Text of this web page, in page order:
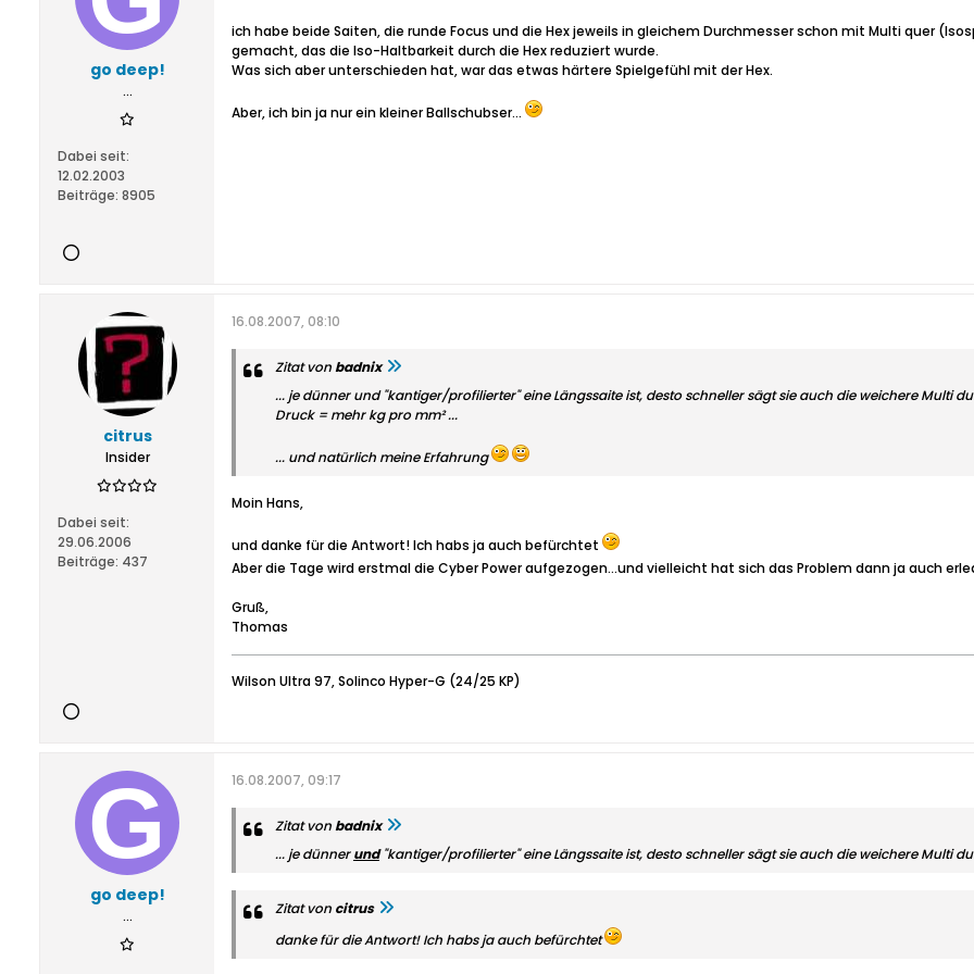
go deep!
...
Dabei seit:
12.02.2003
Beiträge: 8905
ich habe beide Saiten, die runde Focus und die Hex jeweils in gleichem Durchmesser schon mit Multi quer
gemacht, das die Iso-Haltbarkeit durch die Hex reduziert wurde.
Was sich aber unterschieden hat, war das etwas härtere Spielgefühl mit der Hex.
Aber, ich bin ja nur ein kleiner Ballschubser...
citrus
Insider
Dabei seit:
29.06.2006
Beiträge: 437
16.08.2007, 08:10
Zitat vonbadnix
... je dünner und "kantiger/profilierter" eine Längssaite ist, desto schneller sägt sie auch die weichere Multi
Druck = mehr kg pro mm² ...
... und natürlich meine Erfahrung
Moin Hans,
und danke für die Antwort! Ich habs ja auch befürchtet
Aber die Tage wird erstmal die Cyber Power aufgezogen...und vielleicht hat sich das Problem dann ja auch
Gruß,
Thomas
Wilson Ultra 97, Solinco Hyper-G (24/25 KP)
go deep!
...
16.08.2007, 09:17
Zitat vonbadnix
... je dünnerund"kantiger/profilierter" eine Längssaite ist, desto schneller sägt sie auch die weichere Multi
Zitat von citrus
danke für die Antwort! Ich habs ja auch befürchtet